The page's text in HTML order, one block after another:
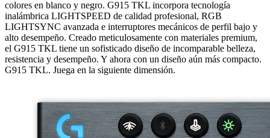
colores en blanco y negro. G915 TKL incorpora tecnología
inalámbrica LIGHTSPEED de calidad profesional, RGB
LIGHTSYNC avanzada e interruptores mecánicos de perfil bajo y
alto desempeño. Creado meticulosamente con materiales premium,
el G915 TKL tiene un sofisticado diseño de incomparable belleza,
resistencia y desempeño. Y ahora con un diseño aún más compacto.
G915 TKL. Juega en la siguiente dimensión.